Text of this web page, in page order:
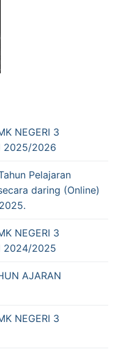
NEGERI 3
2025/2026
Pelajaran
daring (Online)
NEGERI 3
2024/2025
AJARAN
NEGERI 3